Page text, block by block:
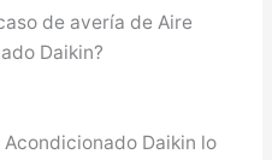
de avería de Aire
Daikin?
Daikin lo